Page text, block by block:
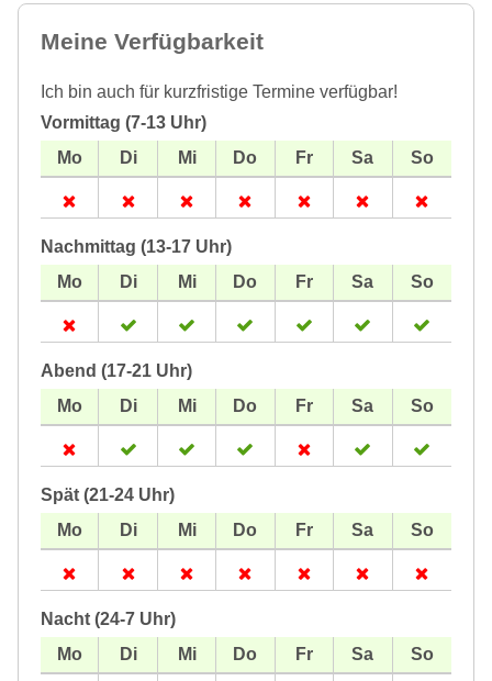
Meine Verfügbarkeit
Ich bin auch für kurzfristige Termine verfügbar!
Vormittag (7-13 Uhr)
Nachmittag (13-17 Uhr)
Abend (17-21 Uhr)
Spät (21-24 Uhr)
Nacht (24-7 Uhr)